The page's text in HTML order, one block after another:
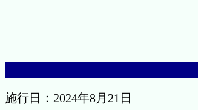
施行日：2024年8月21日